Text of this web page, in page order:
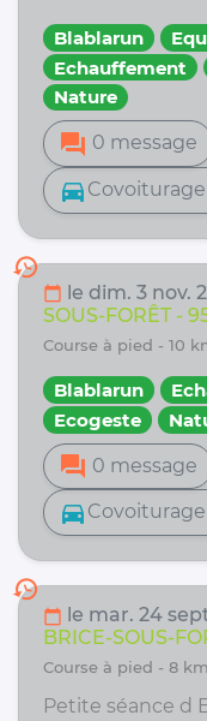
Blablarun
Echauffement
Nature
forum 0 message
directions_car Covoiturage
history
calendar_today le dim. 3 nov.
SOUS-FORÊT -
course à pied -
Blablarun
Ecogeste
forum 0 message
directions_car Covoiturage
history
calendar_today le mar. 24
BRICE-SOUS-
course à pied - 8
Petite séance d